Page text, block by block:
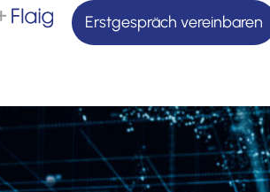
Erstgespräch vereinbaren